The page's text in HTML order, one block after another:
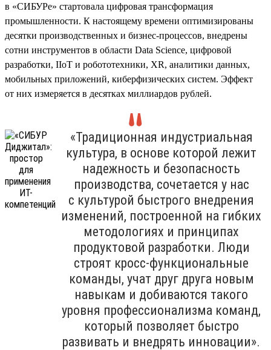
в «СИБУРе» стартовала цифровая трансформация
промышленности. К настоящему времени оптимизированы
десятки производственных и бизнес-процессов, внедрены
сотни инструментов в области Data Science, цифровой
разработки, IIoT и робототехники, XR, аналитики данных,
мобильных приложений, киберфизических систем. Эффект
от них измеряется в десятках миллиардов рублей.
«Традиционная индустриальная
культура, в основе которой лежит
надежность и безопасность
производства, сочетается у нас
с культурой быстрого внедрения
изменений, построенной на гибких
методологиях и принципах
продуктовой разработки. Люди
строят кросс-функциональные
команды, учат друг друга новым
навыкам и добиваются такого
уровня профессионализма команд,
который позволяет быстро
развивать и внедрять инновации».